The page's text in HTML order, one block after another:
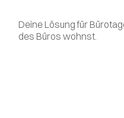
Deine Lösung für
des Büros wohnst.